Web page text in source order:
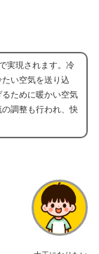
実現されます。冷
い空気を送り込
ために暖かい空気
調整も行われ、快